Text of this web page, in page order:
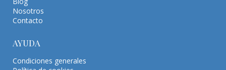
Nosotros
Contacto
AYUDA
Condiciones generales